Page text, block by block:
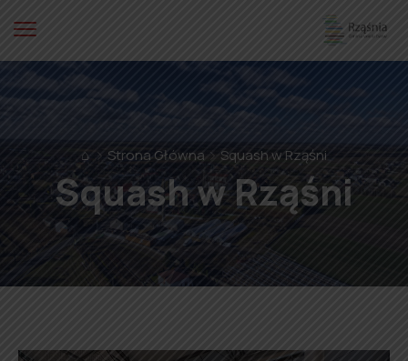
⌂ Strona Główna Squash w Rząśni
Squash w Rząśni